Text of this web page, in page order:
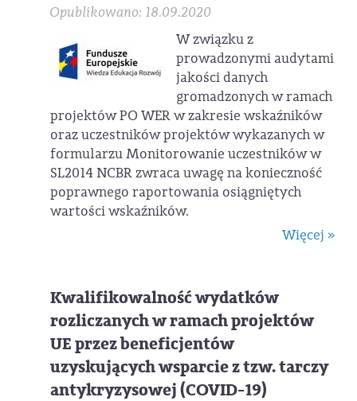
Opublikowano: 18.09.2020
W związku z
prowadzonymi audytami
jakości danych
gromadzonych w ramach
projektów PO WER w zakresie wskaźników
oraz uczestników projektów wykazanych w
formularzu Monitorowanie uczestników w
SL2014 NCBR zwraca uwagę na konieczność
poprawnego raportowania osiągniętych
wartości wskaźników.
Więcej »
Kwalifikowalność wydatków
rozliczanych w ramach projektów
UE przez beneficjentów
uzyskujących wsparcie z tzw. tarczy
antykryzysowej (COVID-19)